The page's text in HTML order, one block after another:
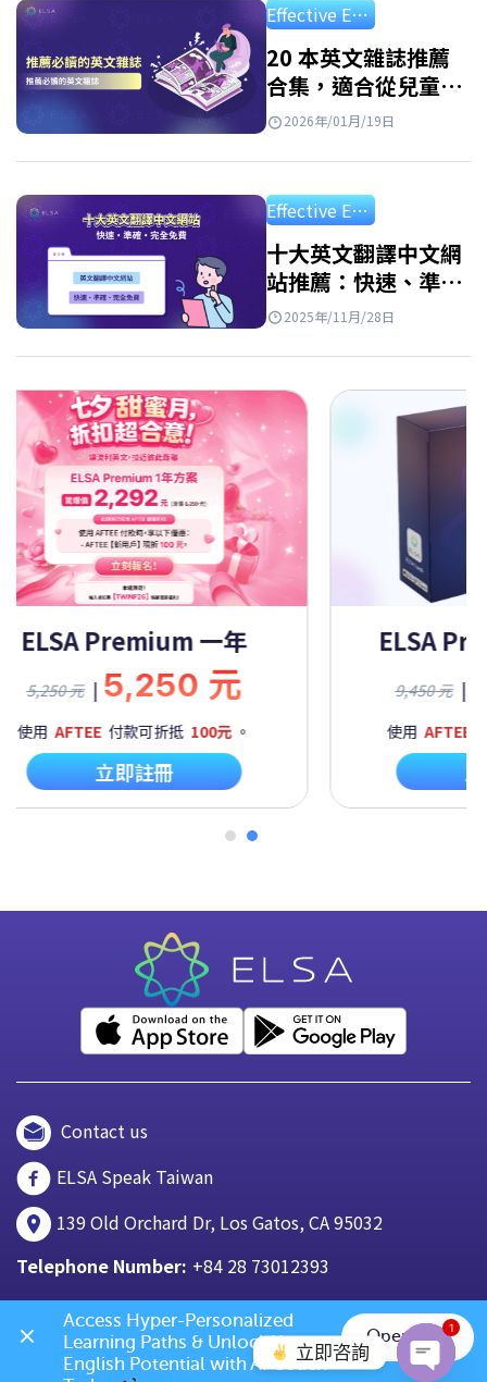
Effective English Study
20 本英文雜誌推薦
合集，適合從兒童到
成人的所有程度讀者
2026年/01月/19日
Effective English Study
十大英文翻譯中文網
站推薦：快速、準確
且免費
2025年/11月/28日
一年
元
付款可折抵100元。
即註冊
ELSA Premium 終
9,450
付款可折抵100
立即註冊
Contact us
ELSA Speak Taiwan
139 Old Orchard Dr, Los Gatos, CA 95032
Telephone Number: +84 28 73012393
立即咨詢
1
Access Hyper-Personalized
Learning Paths & Unlock Your
English Potential with AI Coach
Open App